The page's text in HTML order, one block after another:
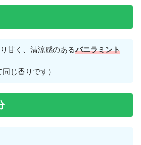
甘く、清涼感のあるバニラミント
じ香りです）